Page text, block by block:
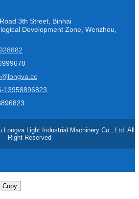
3th Street, Binhai
Development Zone, Wenzhou,
13958896823
Light Industrial Machinery Co., Ltd. All
Right Reserved
Copy